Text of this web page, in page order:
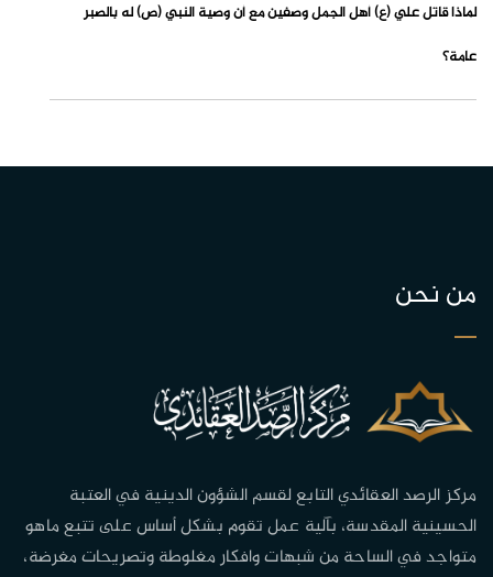
لماذا قاتل علي (ع) أهل الجمل وصفين مع أن وصية النبي (ص) له بالصبر
عامة؟
من نحن
مركز الرصد العقائدي التابع لقسم الشؤون الدينية في العتبة
الحسينية المقدسة، بآلية عمل تقوم بشكل أساس على تتبع ماهو
متواجد في الساحة من شبهات وافكار مغلوطة وتصريحات مغرضة،